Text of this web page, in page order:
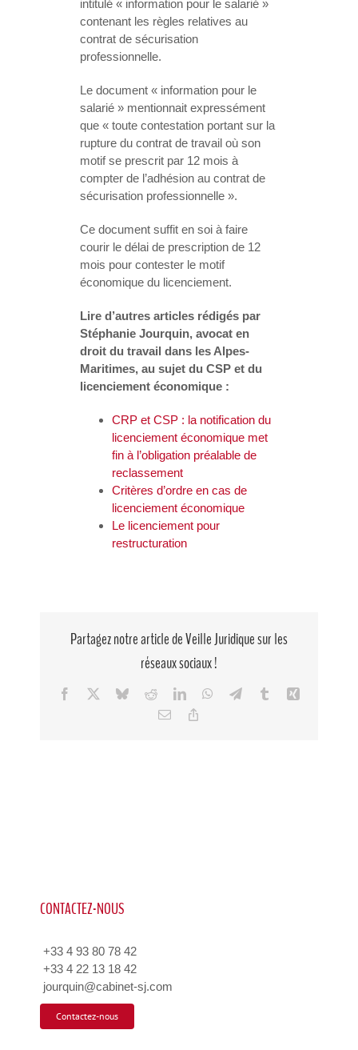
intitulé « information pour le salarié »
contenant les règles relatives au
contrat de sécurisation
professionnelle.
Le document « information pour le
salarié » mentionnait expressément
que « toute contestation portant sur la
rupture du contrat de travail où son
motif se prescrit par 12 mois à
compter de l’adhésion au contrat de
sécurisation professionnelle ».
Ce document suffit en soi à faire
courir le délai de prescription de 12
mois pour contester le motif
économique du licenciement.
Lire d’autres articles rédigés par
Stéphanie Jourquin, avocat en
droit du travail dans les Alpes-
Maritimes, au sujet du CSP et du
licenciement économique :
CRP et CSP : la notification du
licenciement économique met
fin à l’obligation préalable de
reclassement
Critères d’ordre en cas de
licenciement économique
Le licenciement pour
restructuration
Partagez notre article de Veille Juridique sur les
réseaux sociaux !
Facebook BlueskyRedditLinkedInWhatsApp
TelegramTumblr
Email
CONTACTEZ-NOUS
+33 4 93 80 78 42
+33 4 22 13 18 42
jourquin@cabinet-sj.com
Contactez-nous